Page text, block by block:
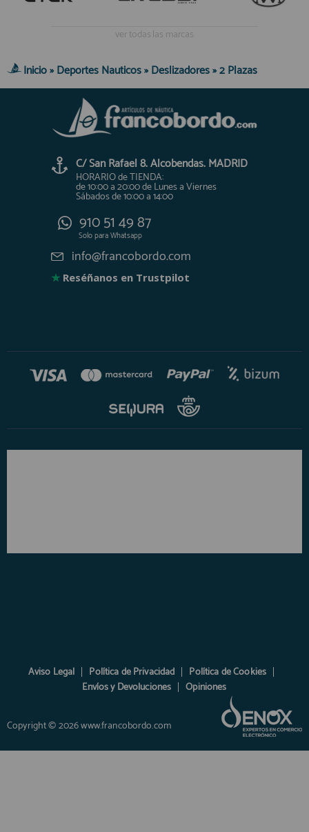
ver todas las marcas
Inicio»Deportes Nauticos»Deslizadores»2 Plazas
C/ San Rafael 8. Alcobendas. MADRID
HORARIO de TIENDA:
de 10:00 a 20:00 de Lunes a Viernes
Sábados de 10:00 a 14:00
910 51 49 87
Solo paraWhatsapp
info@francobordo.com
★ Reséñanos en Trustpilot
Aviso Legal Política de Privacidad
Política de Cookies
Envíos y Devoluciones
Opiniones
Copyright © 2026 www.francobordo.com